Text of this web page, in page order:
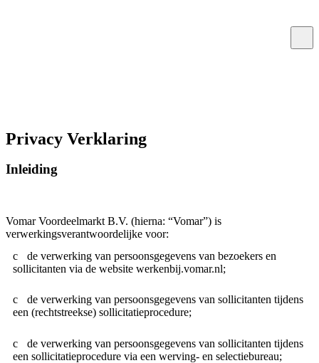
Privacy Verklaring
Inleiding
Vomar Voordeelmarkt B.V. (hierna: “Vomar”) is
verwerkingsverantwoordelijke voor:
de verwerking van persoonsgegevens van bezoekers en
sollicitanten via de website werkenbij.vomar.nl;
de verwerking van persoonsgegevens van sollicitanten tijdens
een (rechtstreekse) sollicitatieprocedure;
de verwerking van persoonsgegevens van sollicitanten tijdens
een sollicitatieprocedure via een werving- en selectiebureau;